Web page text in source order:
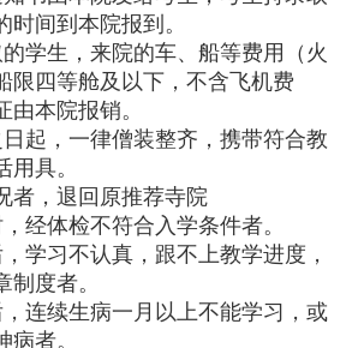
时间到本院报到。
生，来院的车、船等费用（火
限四等舱及以下，不含飞机费
由本院报销。
，一律僧装整齐，携带符合教
具。
者，退回原推荐寺院
体检不符合入学条件者。
习不认真，跟不上教学进度，
度者。
续生病一月以上不能学习，或
病者。